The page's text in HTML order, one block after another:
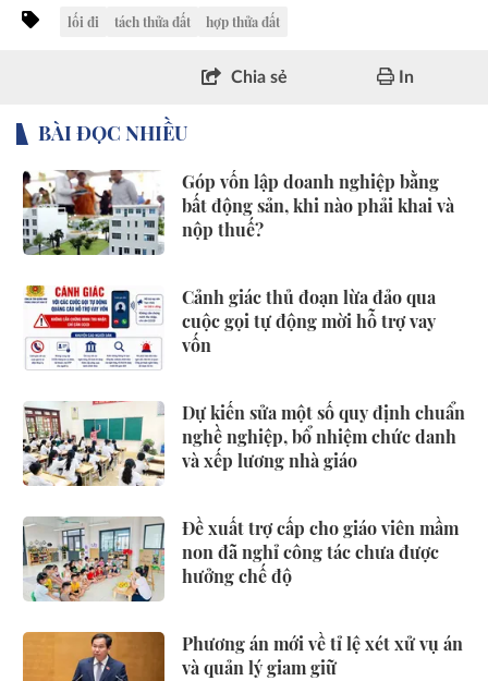
lối đi tách thửa đất hợp thửa đất
Chia sẻ In
BÀI ĐỌC NHIỀU
Góp vốn lập doanh nghiệp bằng
bất động sản, khi nào phải khai và
nộp thuế?
Cảnh giác thủ đoạn lừa đảo qua
cuộc gọi tự động mời hỗ trợ vay
vốn
Dự kiến sửa một số quy định chuẩn
nghề nghiệp, bổ nhiệm chức danh
và xếp lương nhà giáo
Đề xuất trợ cấp cho giáo viên mầm
non đã nghỉ công tác chưa được
hưởng chế độ
Phương án mới về tỉ lệ xét xử vụ án
và quản lý giam giữ